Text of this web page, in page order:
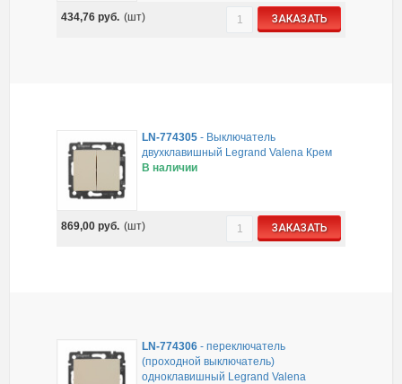
434,76 руб. (шт) ЗАКАЗАТЬ
LN-774305- Выключатель
двухклавишный Legrand Valena Крем
В наличии
869,00 руб. (шт) ЗАКАЗАТЬ
LN-774306- переключатель
(проходной выключатель)
одноклавишный Legrand Valena